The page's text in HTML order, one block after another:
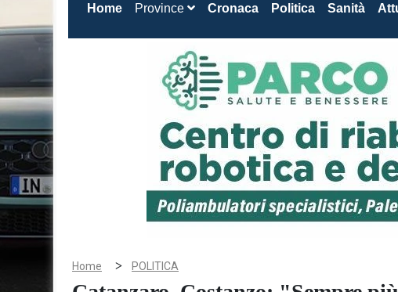
Home(current)
Province Cronaca Politica Sanità
Home > POLITICA